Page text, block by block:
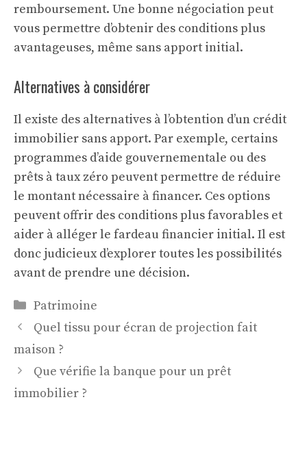
remboursement. Une bonne négociation peut
vous permettre d’obtenir des conditions plus
avantageuses, même sans apport initial.
Alternatives à considérer
Il existe des alternatives à l’obtention d’un crédit
immobilier sans apport. Par exemple, certains
programmes d’aide gouvernementale ou des
prêts à taux zéro peuvent permettre de réduire
le montant nécessaire à financer. Ces options
peuvent offrir des conditions plus favorables et
aider à alléger le fardeau financier initial. Il est
donc judicieux d’explorer toutes les possibilités
avant de prendre une décision.
Catégories
Patrimoine
Quel tissu pour écran de projection fait
maison ?
Que vérifie la banque pour un prêt
immobilier ?